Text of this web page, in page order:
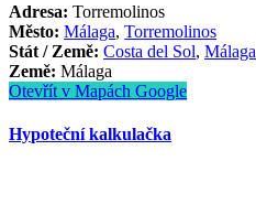
Adresa: Torremolinos
Město: Málaga,Torremolinos
Stát / Země: Costa del Sol,Málaga
Země: Málaga
Otevřít v Mapách Google
Hypoteční kalkulačka